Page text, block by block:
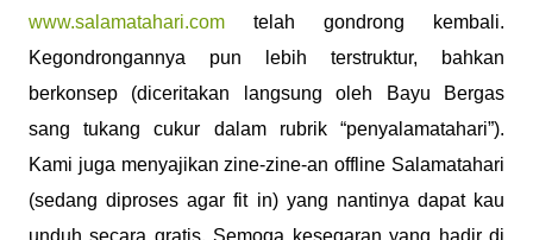
www.salamatahari.com telah gondrong kembali.
Kegondrongannya pun lebih terstruktur, bahkan
berkonsep (diceritakan langsung oleh Bayu Bergas
sang tukang cukur dalam rubrik “penyalamatahari”).
Kami juga menyajikan zine-zine-an offline Salamatahari
(sedang diproses agar fit in) yang nantinya dapat kau
unduh secara gratis. Semoga kesegaran yang hadir di